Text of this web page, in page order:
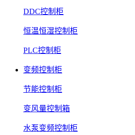
DDC控制柜
恒温恒湿控制柜
PLC控制柜
变频控制柜
节能控制柜
变风量控制箱
水泵变频控制柜